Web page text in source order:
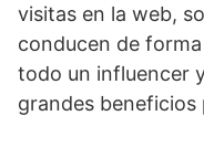
visitas en la web,
conducen de
todo un influencer
grandes beneficios